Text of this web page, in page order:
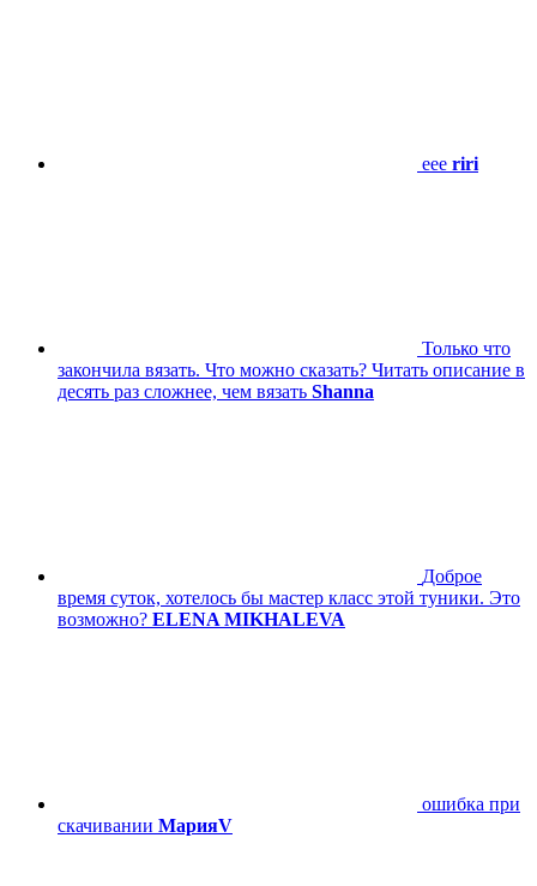
eee riri
Только что
закончила вязать. Что можно сказать? Читать описание в
десять раз сложнее, чем вязать Shanna
Доброе
время суток, хотелось бы мастер класс этой туники. Это
возможно? ELENA MIKHALEVA
ошибка при
скачивании МарияV